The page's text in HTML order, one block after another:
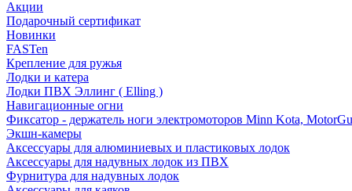
Акции
Подарочный сертификат
Новинки
FASTen
Крепление для ружья
Лодки и катера
Лодки ПВХ Эллинг ( Elling )
Навигационные огни
Фиксатор - держатель ноги электромоторов Minn Kota,
Экшн-камеры
Аксессуары для алюминиевых и пластиковых лодок
Аксессуары для надувных лодок из ПВХ
Фурнитура для надувных лодок